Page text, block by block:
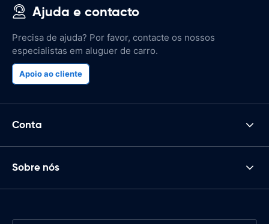
Ajuda e contacto
Precisa de ajuda? Por favor, contacte os nossos
especialistas em aluguer de carro.
Apoio ao cliente
Conta
Sobre nós